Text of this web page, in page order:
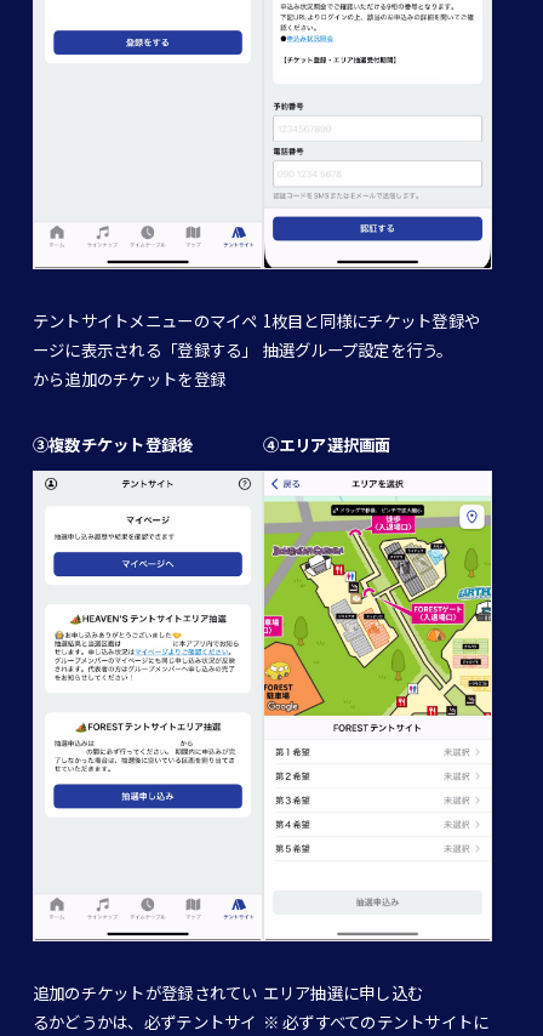
テントサイトメニューのマイペ
ージに表示される「登録する」
から追加のチケットを登録
1枚目と同様にチケット登録や
抽選グループ設定を行う。
③複数チケット登録後
追加のチケットが登録されてい
るかどうかは、必ずテントサイ
④エリア選択画面
エリア抽選に申し込む
※ 必ずすべてのテントサイトに